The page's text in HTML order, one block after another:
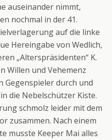
auseinander nimmt,
nochmal in der 41.
auf die linke
Hereingabe von Wedlich,
„Alterspräsidenten“ K.
Willen und Vehemenz
Gegenspieler durch und
die Nebelschützer Kiste.
schmolz leider mit dem
zusammen. Nach einem
musste Keeper Mai alles